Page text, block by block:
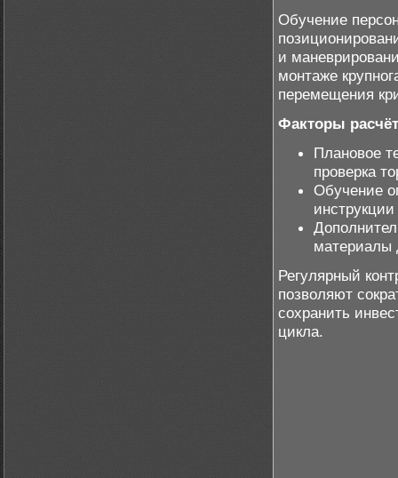
Обучение
и
монтаже
перемещения
Факторы
Плановое
проверка
Обучение
материалы
Регулярный
позволяют
сохранить
цикла.